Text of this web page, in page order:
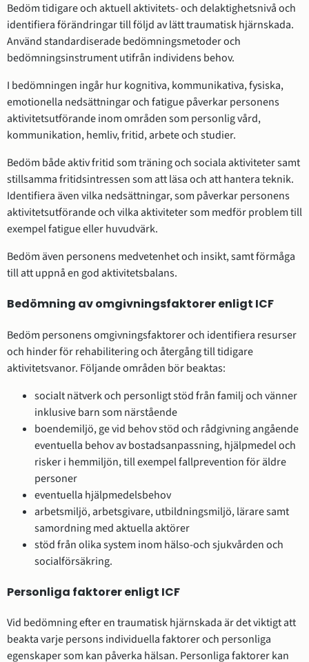
Bedöm tidigare och aktuell aktivitets- och delaktighetsnivå och
identifiera förändringar till följd av lätt traumatisk hjärnskada.
Använd standardiserade bedömningsmetoder och
bedömningsinstrument utifrån individens behov.
I bedömningen ingår hur kognitiva, kommunikativa, fysiska,
emotionella nedsättningar och fatigue påverkar personens
aktivitetsutförande inom områden som personlig vård,
kommunikation, hemliv, fritid, arbete och studier.
Bedöm både aktiv fritid som träning och sociala aktiviteter samt
stillsamma fritidsintressen som att läsa och att hantera teknik.
Identifiera även vilka nedsättningar, som påverkar personens
aktivitetsutförande och vilka aktiviteter som medför problem till
exempel fatigue eller huvudvärk.
Bedöm även personens medvetenhet och insikt, samt förmåga
till att uppnå en god aktivitetsbalans.
Bedömning av omgivningsfaktorer enligt ICF
Bedöm personens omgivningsfaktorer och identifiera resurser
och hinder för rehabilitering och återgång till tidigare
aktivitetsvanor. Följande områden bör beaktas:
socialt nätverk och personligt stöd från familj och vänner
inklusive barn som närstående
boendemiljö, ge vid behov stöd och rådgivning angående
eventuella behov av bostadsanpassning, hjälpmedel och
risker i hemmiljön, till exempel fallprevention för äldre
personer
eventuella hjälpmedelsbehov
arbetsmiljö, arbetsgivare, utbildningsmiljö, lärare samt
samordning med aktuella aktörer
stöd från olika system inom hälso-och sjukvården och
socialförsäkring.
Personliga faktorer enligt ICF
Vid bedömning efter en traumatisk hjärnskada är det viktigt att
beakta varje persons individuella faktorer och personliga
egenskaper som kan påverka hälsan. Personliga faktorer kan